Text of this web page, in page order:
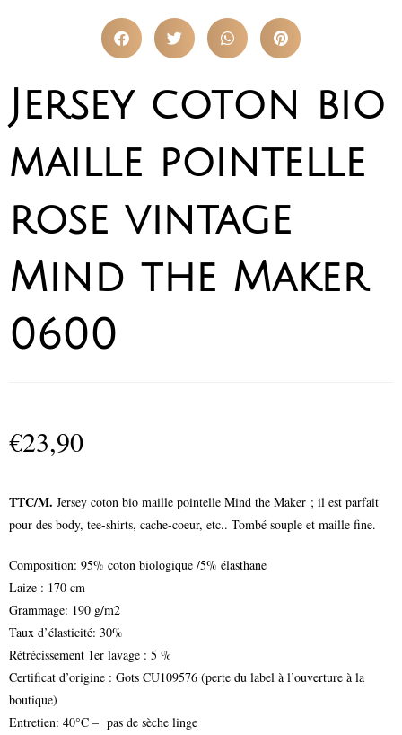
Jersey coton bio
maille pointelle
rose vintage
Mind the Maker
0600
€23,90
TTC/M. Jersey coton bio maille pointelle Mind the Maker ; il est parfait
pour des body, tee-shirts, cache-coeur, etc.. Tombé souple et maille fine.
Composition: 95% coton biologique /5% élasthane
Laize : 170 cm
Grammage: 190 g/m2
Taux d’élasticité: 30%
Rétrécissement 1er lavage : 5 %
Certificat d’origine : Gots CU109576 (perte du label à l’ouverture à la
boutique)
Entretien: 40°C – pas de sèche linge